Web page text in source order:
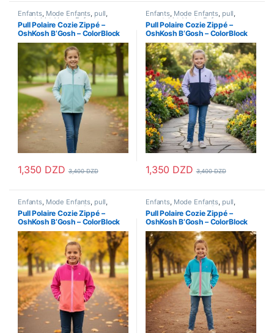
Enfants, Mode Enfants, pull,
sweatshirt ,Veste Enfant ,
Vetements Enfants
Pull Polaire Cozie Zippé –
OshKosh B’Gosh – ColorBlock
Bleu Clair_Menthe
1,350 DZD 3,400DZD
Ce produit a plusieurs variations. Les options peuvent être
Enfants, Mode Enfants, pull,
sweatshirt ,Veste Enfant ,
Vetements Enfants
Pull Polaire Cozie Zippé –
OshKosh B’Gosh – ColorBlock
Lavande_Navy
1,350 DZD 3,400DZD
Ce produit a plusieurs
Enfants, Mode Enfants, pull,
sweatshirt Veste Enfant ,
Vetements Enfants
Pull Polaire Cozie Zippé –
OshKosh B’Gosh – ColorBlock
Rose
Enfants, Mode Enfants, pull,
sweatshirt Veste Enfant ,
Vetements Enfants
Pull Polaire Cozie Zippé –
OshKosh B’Gosh – ColorBlock
Turquois_Vert_Rose